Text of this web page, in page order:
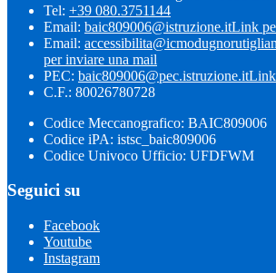
Tel: +39 080.3751144
Email: baic809006@istruzione.itLink
Email:
per inviare una mail
PEC: baic809006@pec.istruzione.itLink
C.F.: 80026780728
Codice Meccanografico: BAIC809006
Codice iPA: istsc_baic809006
Codice Univoco Ufficio: UFDFWM
Seguici su
Facebook
Youtube
Instagram